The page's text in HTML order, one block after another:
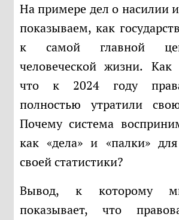
На примере дел о насилии и пытках, мы
показываем, как
к самой главной
человеческой жизни. Как
что к 2024 году
полностью утратили
Почему система
как «дела» и «палки»
своей статистики?
Вывод, к которому мы пришли
показывает, что